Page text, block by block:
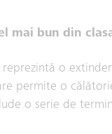
mai bun din
o
permite o
o serie de